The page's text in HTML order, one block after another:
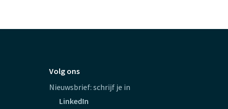
Volg ons
Nieuwsbrief: schrijf je in
LinkedIn